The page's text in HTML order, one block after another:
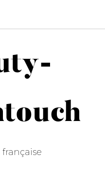
Frenchtouch
française